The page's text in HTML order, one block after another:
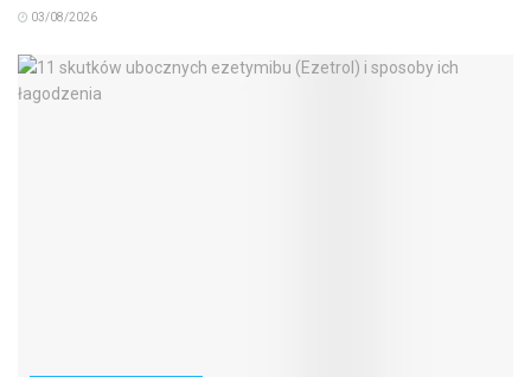
03/08/2026